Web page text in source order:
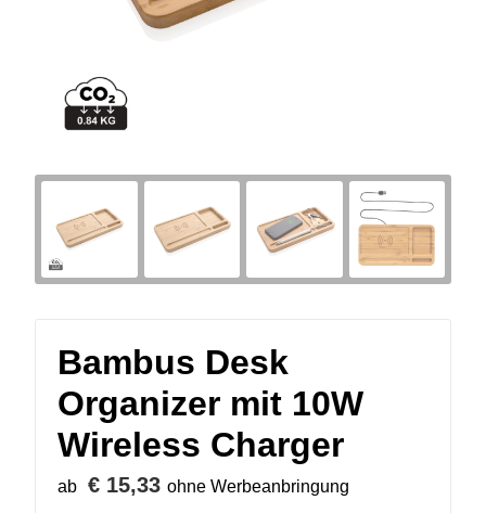
Bambus Desk
Organizer mit 10W
Wireless Charger
ab € 15,33 ohne Werbeanbringung